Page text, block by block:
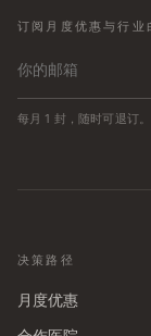
订阅月度优惠与行业
每月 1 封，随时可退订。
决策路径
月度优惠